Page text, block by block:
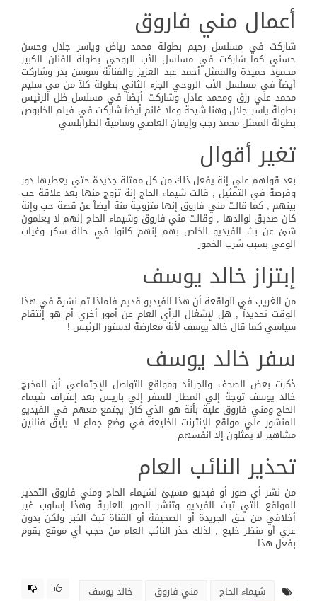
أعمال مني فاروق
شاركت في مسلسل رحيم بطولة محمد رياض وياسر جلال وحسن
حسني كما شاركت في مسلسل الأب الروحي بطولة الفنان الكبير
محمود حميدة والممثل أحمد عبد العزيز والفنانة سوسن بدر وشاركت
أيضآ في مسلسل الأب الروحي الجزء الثاني بطولة كلآ من مي سليم
محمد علي رزق ومحمد عادل وشاركت أيضآ في مسلسل ظل الرئيس
بطولة ياسر جلال وهنا شيحة وعلا غانم أيضآ شاركت في فيلم الخلبوص
بطولة الممثل محمد رجب وإيمان العاصي وسامية الطرابلسي
تغير أقوال
بعد قولهم علي إنة يفعل ذلك من كل ممثلة جديدة حتي يعطيها دور
وفرصة في التمثيل , قالت شيماء الحاج إنة تزوج منها بعد علاقة حب
بينهم , كما قالت مني فاروق إنها متزوجة منة أيضآ عن قصة حب وإنة
كان صديق لوالدها , وقالت مني فاروق وشيماء الحاج إنهم لا يعلمون
شئ عن بث الفيديو الخاص بهم إنهم كانوا في حالة سكر وغياب
الوعي بسبب شرب الخمور
إبتزاز خالد يوسف
من الغريب في الواقعة أن هذا الفيديو قديم فلماذا تم نشرة في هذا
الوقت تحديدآ , هل لإشغال الرأي العام عن أمور أخري أم هو إنتقام
سياسي كما قال خالد يوسف لأنة معارضة لدستور الرئيس !
سفر خالد يوسف
ذكرت بعض الصحف والجرائد ومواقع التواصل الإجتماعي أن المخرج
خالد يوسف توجة إلي المطار للسفر إلي باريس بعد إعتراف شيماء
الحاج ومني فاروق علية بأنة هو الذي كان يجتمع معهم في الفيديو
المنشور علي مواقع الإنترنت الخليعة في وضع جماع لا يليق فنانين
مشاهير لا يمثلون إلا انفسهم
تحذير النائب العام
من نشر أي صور أو فيديو مسيئ لشيماء الحاج ومني فاروق التحذير
للمواقع التي تبث الفيديو وتنشر الصور العارية وهذا إسلوب غير
أخلاقي من حق الجريدة أو الصحيفة أو القناة تبث الخبر ولكن بدون
عري أو منظر خليع , لذلك حذر النائب العام من حجب أي موقع يقوم
بفعل هذا
شيماء الحاج مني فاروق
خالد يوسف